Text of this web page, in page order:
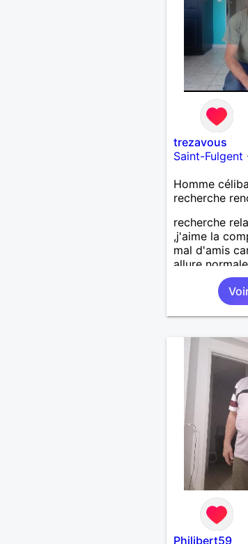
trezavous
Saint-Fulgent
Homme
recherche
recherche
,j'aime la
mal d'amis
allure
voudrais
personne
,bricolage
et naturel à
Philibert59